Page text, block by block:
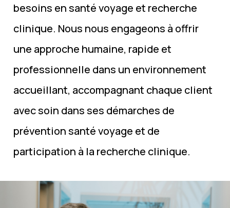
besoins en santé voyage et recherche
clinique. Nous nous engageons à offrir
une approche humaine, rapide et
professionnelle dans un environnement
accueillant, accompagnant chaque client
avec soin dans ses démarches de
prévention santé voyage et de
participation à la recherche clinique.